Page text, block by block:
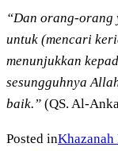
“Dan orang-orang
untuk (mencari
menunjukkan
sesungguhnya
baik.” (QS. Al-
Posted inKhazanah